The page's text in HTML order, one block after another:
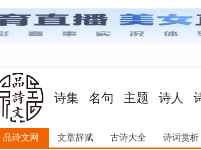
诗集 名句 主题 诗人
品诗文网 文章辞赋 古诗大全 诗词赏析